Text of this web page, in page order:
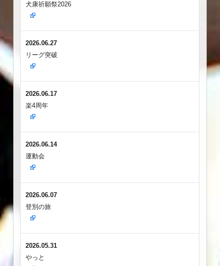
犬康祈願祭2026
2026.06.27
リーグ突破
2026.06.17
楽4周年
2026.06.14
運動会
2026.06.07
登別の旅
2026.05.31
やっと